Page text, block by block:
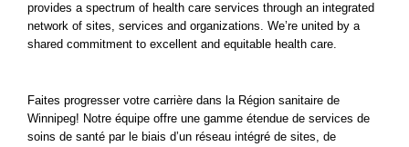
provides a spectrum of health care services through an integrated
network of sites, services and organizations. We’re united by a
shared commitment to excellent and equitable health care.
Faites progresser votre carrière dans la Région sanitaire de
Winnipeg! Notre équipe offre une gamme étendue de services de
soins de santé par le biais d’un réseau intégré de sites, de